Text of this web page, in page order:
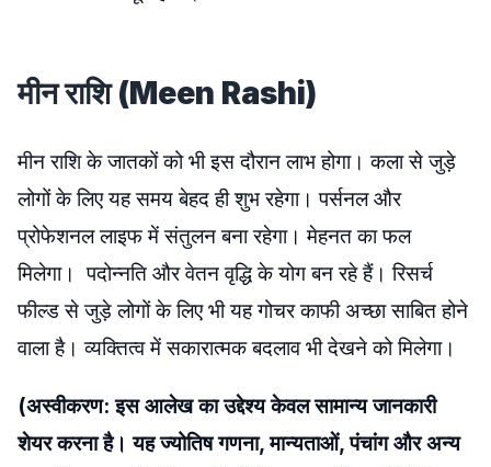
मीन राशि (Meen Rashi)
मीन राशि के जातकों को भी इस दौरान लाभ होगा। कला से जुड़े
लोगों के लिए यह समय बेहद ही शुभ रहेगा। पर्सनल और
प्रोफेशनल लाइफ में संतुलन बना रहेगा। मेहनत का फल
मिलेगा। पदोन्नति और वेतन वृद्धि के योग बन रहे हैं। रिसर्च
फील्ड से जुड़े लोगों के लिए भी यह गोचर काफी अच्छा साबित होने
वाला है। व्यक्तित्व में सकारात्मक बदलाव भी देखने को मिलेगा।
(अस्वीकरण: इस आलेख का उद्देश्य केवल सामान्य जानकारी
शेयर करना है। यह ज्योतिष गणना, मान्यताओं, पंचांग और अन्य